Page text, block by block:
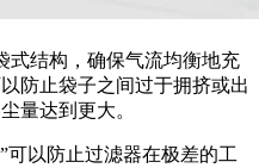
式结构，确保气流均衡地充
防止袋子之间过于拥挤或出
量达到更大。
可以防止过滤器在极差的工